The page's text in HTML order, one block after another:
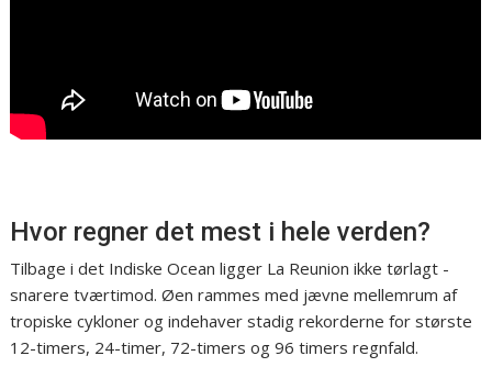
Hvor regner det mest i hele verden?
Tilbage i det Indiske Ocean ligger La Reunion ikke tørlagt -
snarere tværtimod. Øen rammes med jævne mellemrum af
tropiske cykloner og indehaver stadig rekorderne for største
12-timers, 24-timer, 72-timers og 96 timers regnfald.